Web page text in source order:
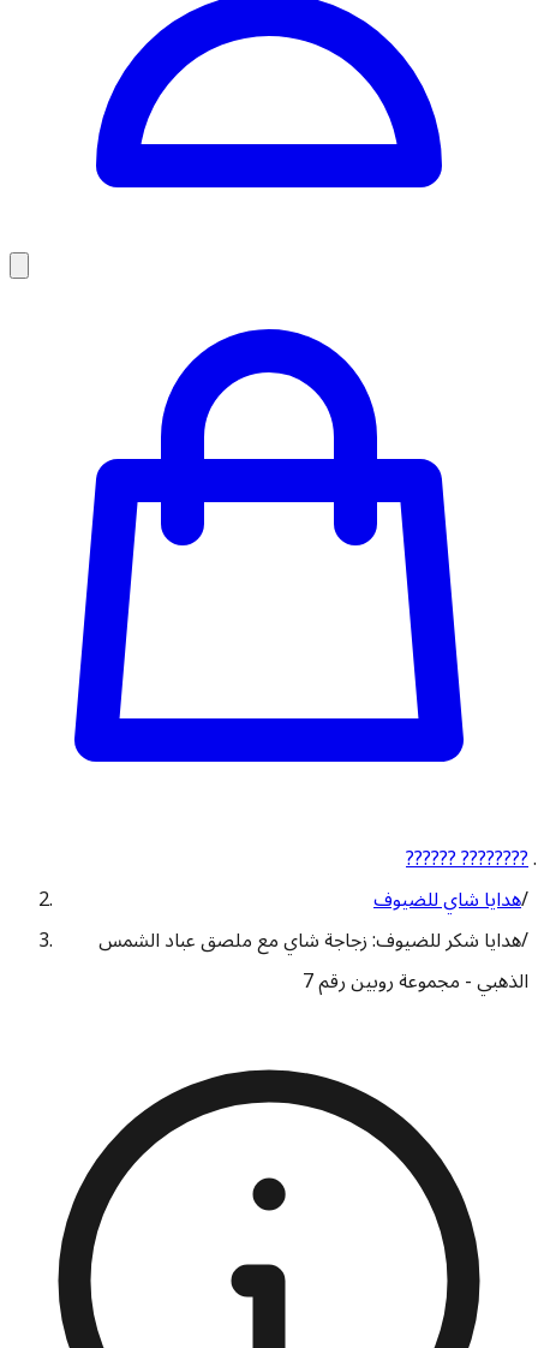
?????? ????????
/هدايا شاي للضيوف
/هدايا شكر للضيوف: زجاجة شاي مع ملصق عباد الشمس
الذهبي - مجموعة روبين رقم 7